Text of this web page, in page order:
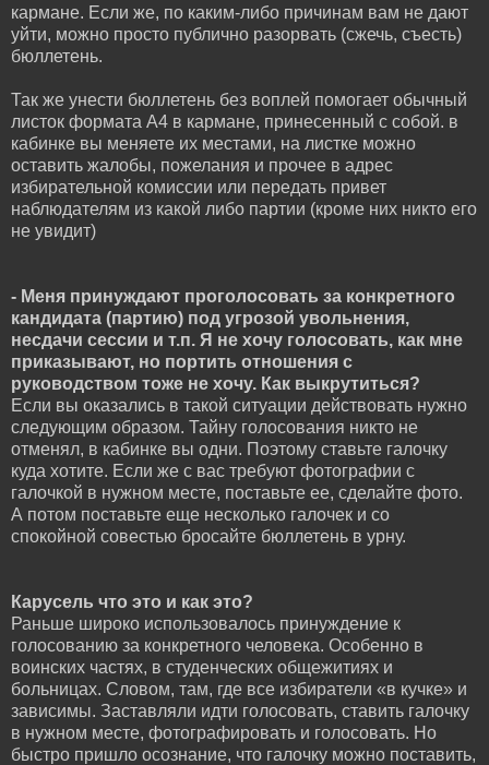
кармане. Если же, по каким-либо причинам вам не дают
уйти, можно просто публично разорвать (сжечь, съесть)
бюллетень.
Так же унести бюллетень без воплей помогает обычный
листок формата A4 в кармане, принесенный с собой. в
кабинке вы меняете их местами, на листке можно
оставить жалобы, пожелания и прочее в адрес
избирательной комиссии или передать привет
наблюдателям из какой либо партии (кроме них никто его
не увидит)
- Меня принуждают проголосовать за конкретного
кандидата (партию) под угрозой увольнения,
несдачи сессии и т.п. Я не хочу голосовать, как мне
приказывают, но портить отношения с
руководством тоже не хочу. Как выкрутиться?
Если вы оказались в такой ситуации действовать нужно
следующим образом. Тайну голосования никто не
отменял, в кабинке вы одни. Поэтому ставьте галочку
куда хотите. Если же с вас требуют фотографии с
галочкой в нужном месте, поставьте ее, сделайте фото.
А потом поставьте еще несколько галочек и со
спокойной совестью бросайте бюллетень в урну.
Карусель что это и как это?
Раньше широко использовалось принуждение к
голосованию за конкретного человека. Особенно в
воинских частях, в студенческих общежитиях и
больницах. Словом, там, где все избиратели «в кучке» и
зависимы. Заставляли идти голосовать, ставить галочку
в нужном месте, фотографировать и голосовать. Но
быстро пришло осознание, что галочку можно поставить,